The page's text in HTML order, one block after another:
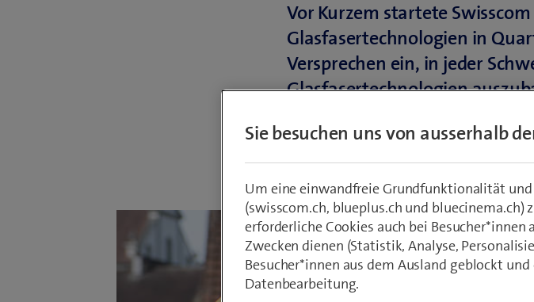
Vor Kurzem startete
Glasfasertechnologien in
Versprechen ein, in jeder
Glasfasertechnologien
Sie besuchen uns von ausserhalb
Um eine einwandfreie Grundfunktionalität
(swisscom.ch, blueplus.ch und
erforderliche Cookies auch bei Besucher*innen
Zwecken dienen (Statistik, Analyse,
Besucher*innen aus dem Ausland geblockt
Datenbearbeitung.